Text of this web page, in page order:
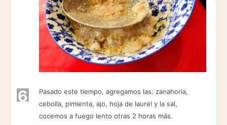
6
Pasado este tiempo, agregamos las: zanahoria,
cebolla, pimienta, ajo, hoja de laurel y la sal,
cocemos a fuego lento otras 2 horas más.